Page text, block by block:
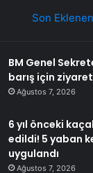
Son Eklenen
BM Genel
barış için
Ağustos 7, 2026
6 yıl önceki
edildi! 5 yaban
uygulandı
Ağustos 7, 2026